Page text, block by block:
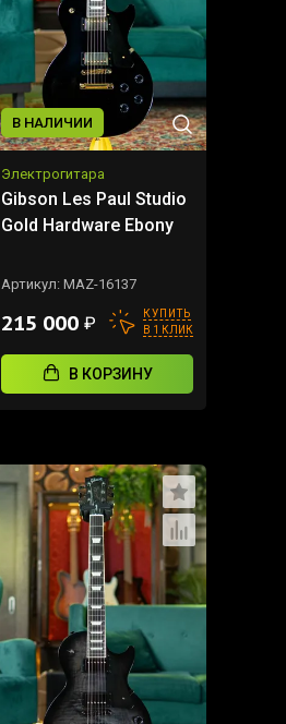
В НАЛИЧИИ
Электрогитара
Gibson Les Paul Studio
Gold Hardware Ebony
Артикул:MAZ-16137
215 000₽
КУПИТЬ
В 1 КЛИК
В КОРЗИНУ